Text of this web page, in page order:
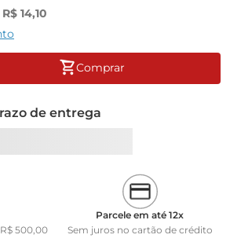
R$ 14,10
Comprar
de entrega
500,00
Parcele em até 12x
Sem juros no cartão de crédito